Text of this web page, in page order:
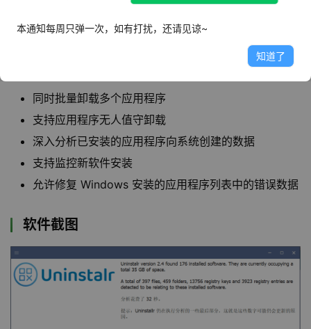
。它的设计初衷是帮助用户更轻松、更彻底地卸载不需
要的应用程序，并确保系统中不会留下多余的残留文件。
同时批量卸载多个应用程序
支持应用程序无人值守卸载
深入分析已安装的应用程序向系统创建的数据
支持监控新软件安装
允许修复 Windows 安装的应用程序列表中的错误数据
软件截图
本通知每周只弹一次，如有打扰，还请见谅~
知道了